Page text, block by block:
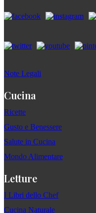
Note Legali
Cucina
Ricette
Gusto e Benessere
Salute in Cucina
Mondo Alimentare
Letture
I Libri dello Chef
Cucina Naturale